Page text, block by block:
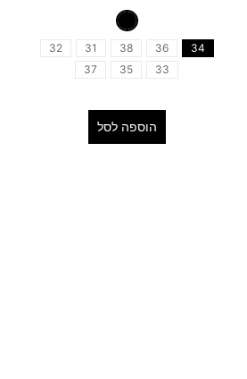
34
36
38
31
32
33
35
37
הוספה לסל